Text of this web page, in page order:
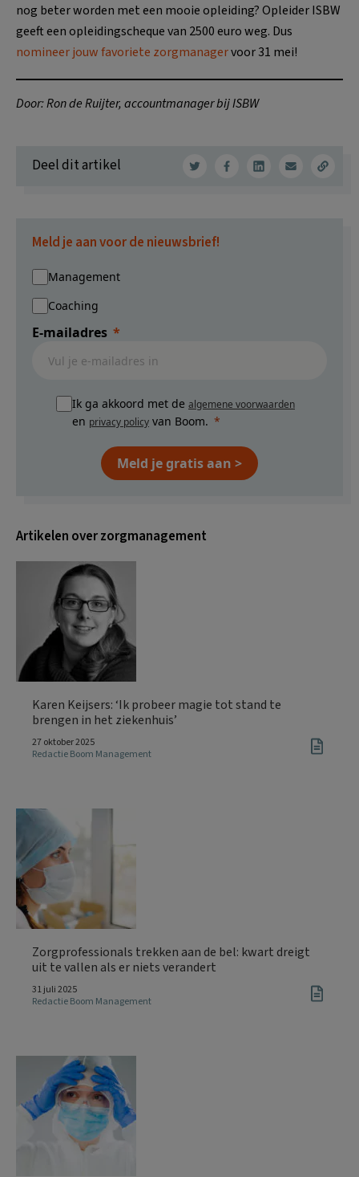
nog beter worden met een mooie opleiding? Opleider ISBW
geeft een opleidingscheque van 2500 euro weg. Dus
nomineer jouw favoriete zorgmanagervoor 31 mei!
Door: Ron de Ruijter, accountmanager bij ISBW
Deel dit artikel
Meld je aan voor de nieuwsbrief!
Management
Coaching
E-mailadres
Ik ga akkoord met de algemene voorwaarden
en privacy policy van Boom.
Meld je gratis aan >
Artikelen over zorgmanagement
Karen Keijsers: ‘Ik probeer magie tot stand te
brengen in het ziekenhuis’
27 oktober 2025
Redactie Boom Management
Zorgprofessionals trekken aan de bel: kwart dreigt
uit te vallen als er niets verandert
31 juli 2025
Redactie Boom Management